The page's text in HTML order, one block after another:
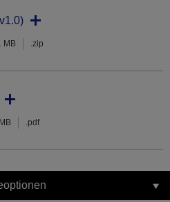
MB .zip
.pdf